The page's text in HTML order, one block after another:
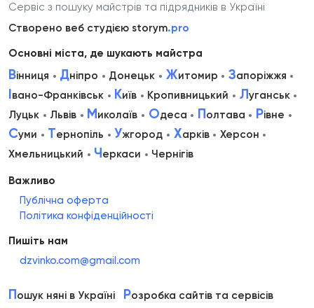
Сервіс з пошуку майстрів та підрядників в Україні
Створено веб студією storym.pro
Основні міста, де шукають майстра
Вінниця Дніпро Донецьк Житомир Запоріжжя
Івано-Франківськ Київ Кропивницький Луганськ
Луцьк
Львів Миколаїв Одеса Полтава Рівне
Суми Тернопіль Ужгород Харків
Херсон
Хмельницький
Черкаси Чернігів
Важливо
Публічна оферта
Політика конфіденційності
Пишіть нам
dzvinko.com@gmail.com
Пошук няні в Україні Розробка сайтів та сервісів